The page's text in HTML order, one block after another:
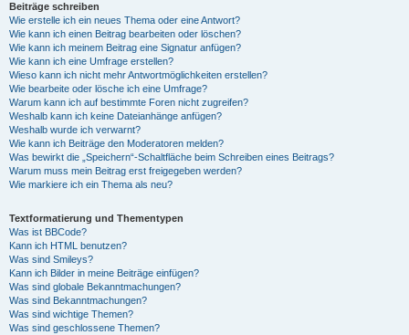
Beiträge schreiben
Wie erstelle ich ein neues Thema oder eine Antwort?
Wie kann ich einen Beitrag bearbeiten oder löschen?
Wie kann ich meinem Beitrag eine Signatur anfügen?
Wie kann ich eine Umfrage erstellen?
Wieso kann ich nicht mehr Antwortmöglichkeiten erstellen?
Wie bearbeite oder lösche ich eine Umfrage?
Warum kann ich auf bestimmte Foren nicht zugreifen?
Weshalb kann ich keine Dateianhänge anfügen?
Weshalb wurde ich verwarnt?
Wie kann ich Beiträge den Moderatoren melden?
Was bewirkt die „Speichern“-Schaltfläche beim Schreiben eines Beitrags?
Warum muss mein Beitrag erst freigegeben werden?
Wie markiere ich ein Thema als neu?
Textformatierung und Thementypen
Was ist BBCode?
Kann ich HTML benutzen?
Was sind Smileys?
Kann ich Bilder in meine Beiträge einfügen?
Was sind globale Bekanntmachungen?
Was sind Bekanntmachungen?
Was sind wichtige Themen?
Was sind geschlossene Themen?